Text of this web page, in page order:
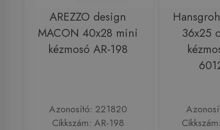
AREZZO design
MACON 40x28 mini
kézmosó AR-198
Azonosító: 221820
Cikkszám: AR-198
36x25